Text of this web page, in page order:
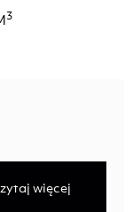
3
więcej